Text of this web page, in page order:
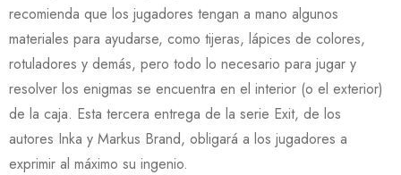
recomienda que los jugadores tengan a mano algunos
materiales para ayudarse, como tijeras, lápices de colores,
rotuladores y demás, pero todo lo necesario para jugar y
resolver los enigmas se encuentra en el interior (o el exterior)
de la caja. Esta tercera entrega de la serie Exit, de los
autores Inka y Markus Brand, obligará a los jugadores a
exprimir al máximo su ingenio.